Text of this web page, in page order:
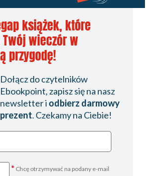
z kamieni naturalnych / 154
popełniane błędy / 160
książek, które
wieczór w
przygodę!
Dołącz do czytelników
Ebookpoint, zapisz się na nasz
newsletter i odbierz darmowy
prezent. Czekamy na Ciebie!
* Chcę otrzymywać na podany e-mail